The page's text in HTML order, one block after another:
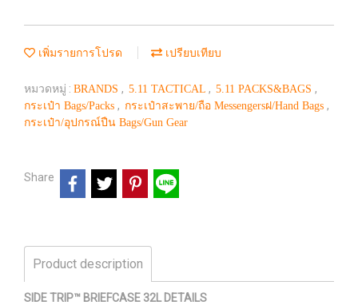
เพิ่มรายการโปรด เปรียบเทียบ
หมวดหมู่ : BRANDS , 5.11 TACTICAL , 5.11 PACKS&BAGS ,
กระเป๋า Bags/Packs , กระเป๋าสะพาย/ถือ Messengersฝ/Hand Bags ,
กระเป๋า/อุปกรณ์ปืน Bags/Gun Gear
Share
Product description
SIDE TRIP™ BRIEFCASE 32L DETAILS